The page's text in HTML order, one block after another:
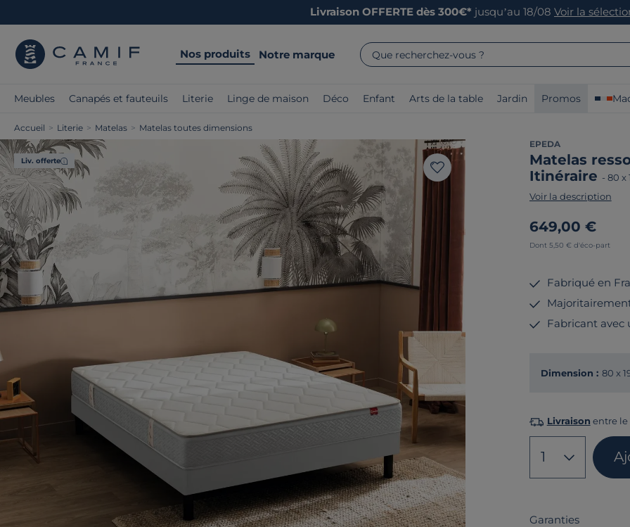
Livraison OFFERTE dès 300€* jusqu’au 18/08 Voir la
Nos produits Notre marque Que recherchez-vous ?
Meubles Canapés et fauteuils Literie Linge de maison Déco Enfant Arts de la table Jardin Promos
Accueil > Literie > Matelas > Matelas toutes dimensions
Liv. offerte
EPEDA
Matelas
Itinéraire - 80 x
Voir la description
649,00 €
Dont 5,50 € d'éco-part
Fabriqué en
Fabricant avec
Dimension : 80 x
Livraison entre le
1
Garanties